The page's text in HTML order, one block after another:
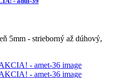
5mm - strieborný až dúhový,